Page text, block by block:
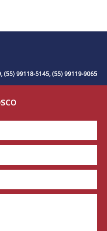
(55) 99118-5145, (55) 99119-9065